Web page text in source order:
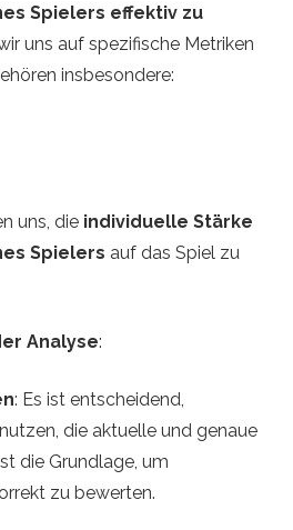
Spielers effektiv zu
uns auf spezifische Metriken
insbesondere:
uns, die individuelle Stärke
Spielers auf das Spiel zu
Analyse:
: Es ist entscheidend,
die aktuelle und genaue
die Grundlage, um
zu bewerten.